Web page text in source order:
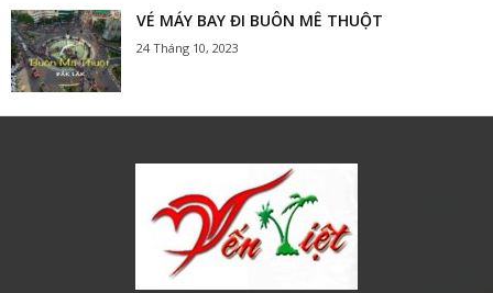
VÉ MÁY BAY ĐI BUÔN MÊ THUỘT
24 Tháng 10, 2023